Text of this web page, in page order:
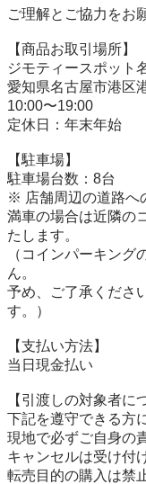
ご理解とご協力をお
【商品お取引場所】
ジモティースポット
愛知県名古屋市港区
10:00〜19:00
定休日：年末年始
【駐⾞場】
駐車場台数：8台
※ 店舗周辺の道路へ
満車の場合は近隣の
たします。
（コインパーキン
ん。
予め、ご了承くださ
す。）
【⽀払い⽅法】
当日現金払い
【引渡しの対象者に
下記を遵守できる⽅
現地で必ずご⾃⾝の
キャンセルは受け付
転売⽬的の購⼊は禁